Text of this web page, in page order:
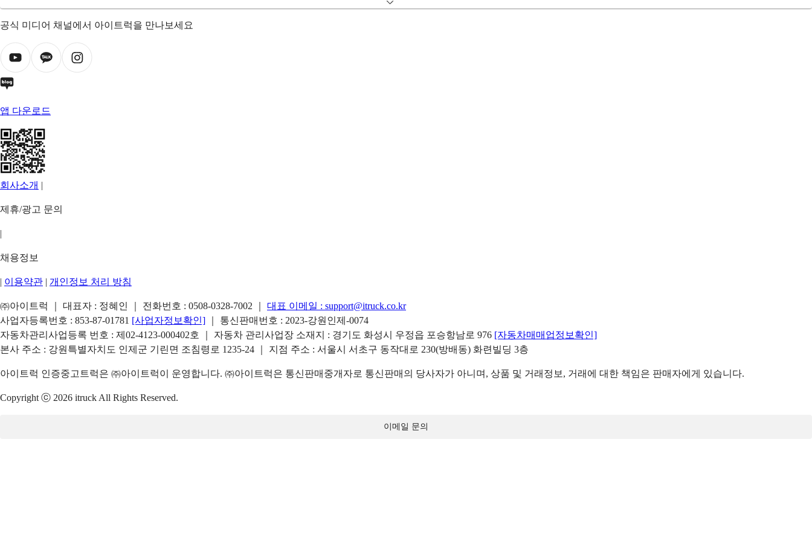
공식 미디어 채널에서 아이트럭을 만나보세요
앱 다운로드
회사소개 |
제휴/광고 문의
|
채용정보
| 이용약관 | 개인정보 처리 방침
㈜아이트럭 ｜ 대표자 : 정혜인 ｜ 전화번호 : 0508-0328-7002 대표 이메일 : support@itruck.co.kr
사업자등록번호 : 853-87-01781 [사업자정보확인]
｜ 통신판매번호 : 2023-강원인제-0074
자동차관리사업등록 번호 : 제02-4123-000402호 ｜ 자동차 관리사업장 소재지 : 경기도 화성시 우정읍 포승항남로 976 [자동차매매업정보확인]
본사 주소 : 강원특별자치도 인제군 기린면 조침령로 1235-24 ｜ 지점 주소 : 서울시 서초구 동작대로 230(방배동) 화련빌딩 3층
아이트럭 인증중고트럭은 ㈜아이트럭이 운영합니다. ㈜아이트럭은 통신판매중개자로 통신판매의 당사자가 아니며, 상품 및 거래정보, 거래에 대한 책임은 판매자에게 있습니다.
Copyright ⓒ 2026 itruck All Rights Reserved.
이메일 문의